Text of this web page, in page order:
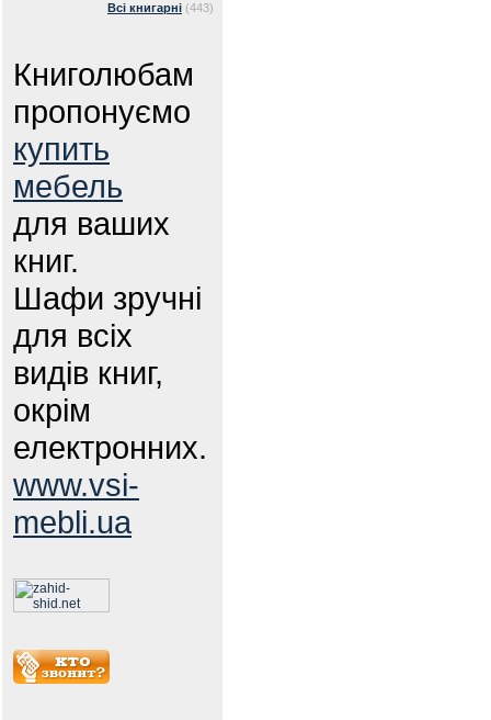
Всі книгарні (443)
Книголюбам
пропонуємо
купить
мебель
для ваших
книг.
Шафи зручні
для всіх
видів книг,
окрім
електронних.
www.vsi-
mebli.ua